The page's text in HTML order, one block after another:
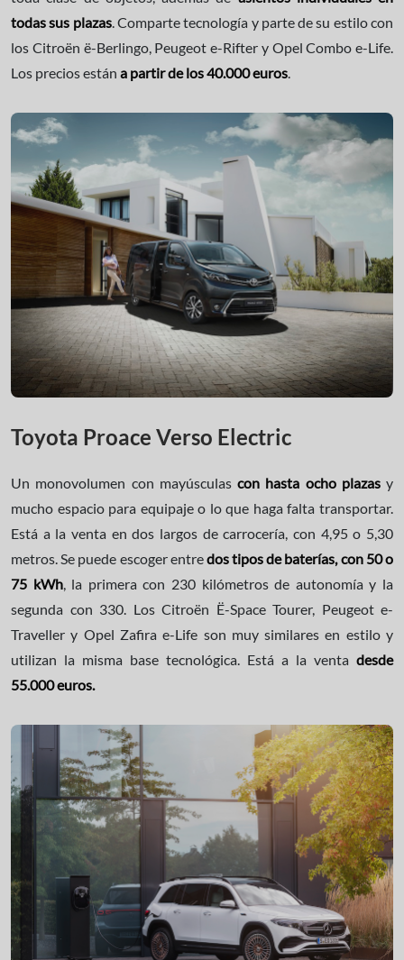
todas sus plazas. Comparte tecnología y parte de su estilo con
los Citroën ë-Berlingo, Peugeot e-Rifter y Opel Combo e-Life.
Los precios están a partir de los 40.000 euros.
Toyota Proace Verso Electric
Un monovolumen con mayúsculas con hasta ocho plazasy
mucho espacio para equipaje o lo que haga falta transportar.
Está a la venta en dos largos de carrocería, con 4,95 o 5,30
metros. Se puede escoger entredos tipos de baterías, con 50 o
75 kWh, la primera con 230 kilómetros de autonomía y la
segunda con 330. Los Citroën Ë-Space Tourer, Peugeot e-
Traveller y Opel Zafira e-Life son muy similares en estilo y
utilizan la misma base tecnológica. Está a la venta desde
55.000 euros.